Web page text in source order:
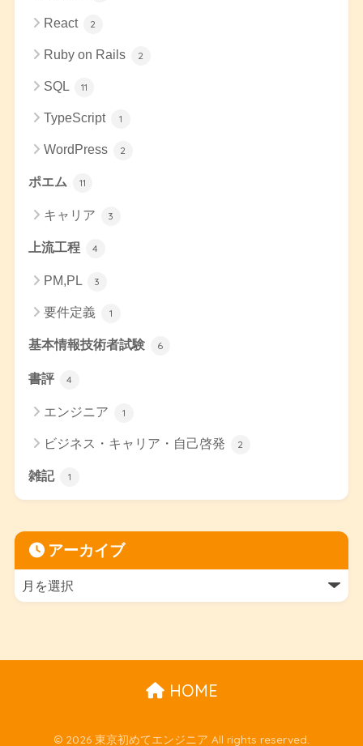
React 2
Ruby on Rails 2
SQL 11
TypeScript 1
WordPress 2
ポエム 11
キャリア 3
上流工程 4
PM,PL 3
要件定義 1
基本情報技術者試験 6
書評 4
エンジニア 1
ビジネス・キャリア・自己啓発 2
雑記 1
アーカイブ
HOME
© 2026 東京初めてエンジニア All rights reserved.